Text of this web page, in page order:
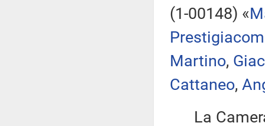
(1-00148) «
Martino,
Cattaneo,
La